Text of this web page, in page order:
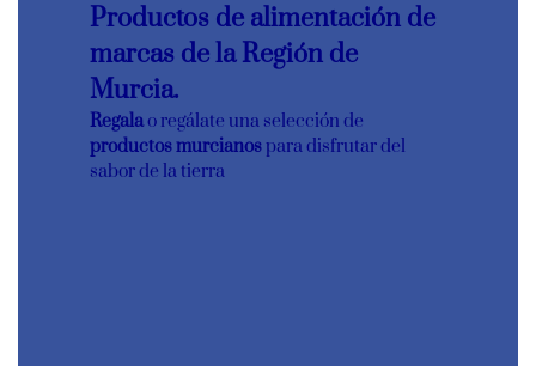
Productos de alimentación de
marcas de la Región de
Murcia.
Regalao regálate una selección de
productos murcianospara disfrutar del
sabor de la tierra